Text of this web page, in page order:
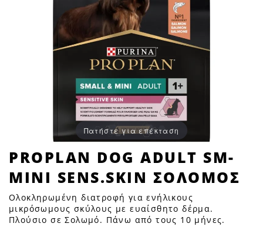
Πατήστε για επέκταση
PROPLAN
DOG
ADULT
SM-
MINI
SENS.SKIN
PROPLAN DOG ADULT SM-
MINI SENS.SKIN ΣΟΛΟΜΟΣ
Ολοκληρωμένη διατροφή για ενήλικους
μικρόσωμους σκύλους με ευαίσθητο δέρμα.
Πλούσιο σε Σολωμό. Πάνω από τους 10 μήνες.